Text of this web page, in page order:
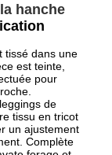
hanche
tissé dans une
est teinte,
pour
de
tissu en tricot
un ajustement
Complète